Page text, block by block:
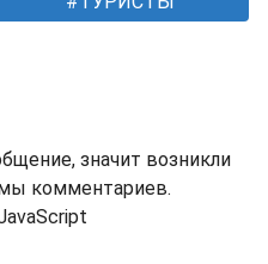
значит возникли
комментариев.